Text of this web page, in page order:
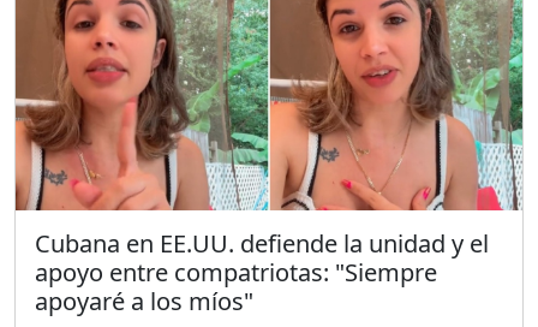
Cubana en EE.UU. defiende la unidad y el
apoyo entre compatriotas: "Siempre
apoyaré a los míos"